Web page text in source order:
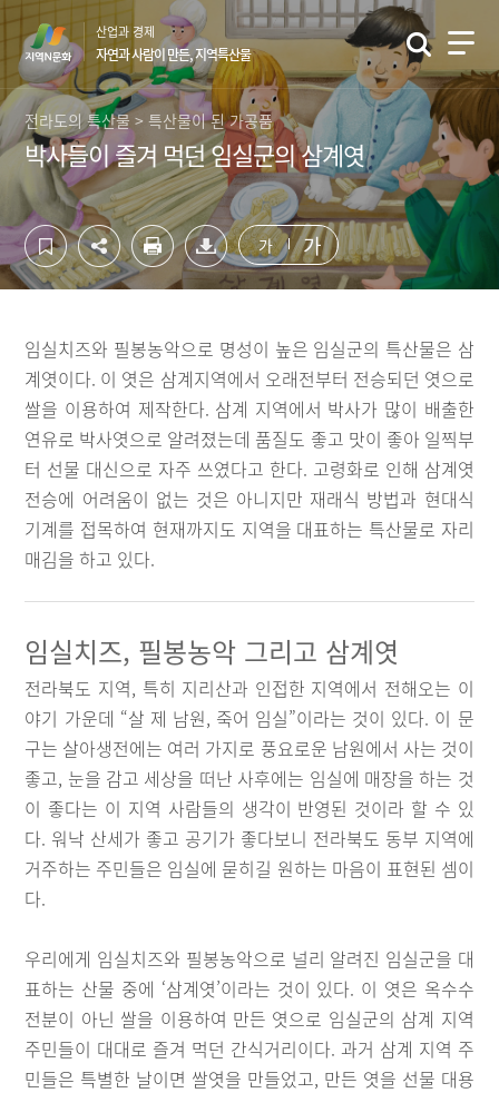
영
역
바
로
기
역
바
로
가
산업과 경제
자연과 사람이 만든, 지역특산물
전라도의 특산물 > 특산물이 된 가공품
박사들이 즐겨 먹던 임실군의 삼계엿
가 가
임실치즈와 필봉농악으로 명성이 높은 임실군의 특산물은 삼
계엿이다. 이 엿은 삼계지역에서 오래전부터 전승되던 엿으로
쌀을 이용하여 제작한다. 삼계 지역에서 박사가 많이 배출한
연유로 박사엿으로 알려졌는데 품질도 좋고 맛이 좋아 일찍부
터 선물 대신으로 자주 쓰였다고 한다. 고령화로 인해 삼계엿
전승에 어려움이 없는 것은 아니지만 재래식 방법과 현대식
기계를 접목하여 현재까지도 지역을 대표하는 특산물로 자리
매김을 하고 있다.
임실치즈, 필봉농악 그리고 삼계엿
전라북도 지역, 특히 지리산과 인접한 지역에서 전해오는 이
야기 가운데 “살 제 남원, 죽어 임실”이라는 것이 있다. 이 문
구는 살아생전에는 여러 가지로 풍요로운 남원에서 사는 것이
좋고, 눈을 감고 세상을 떠난 사후에는 임실에 매장을 하는 것
이 좋다는 이 지역 사람들의 생각이 반영된 것이라 할 수 있
다. 워낙 산세가 좋고 공기가 좋다보니 전라북도 동부 지역에
거주하는 주민들은 임실에 묻히길 원하는 마음이 표현된 셈이
다.
우리에게 임실치즈와 필봉농악으로 널리 알려진 임실군을 대
표하는 산물 중에 ‘삼계엿’이라는 것이 있다. 이 엿은 옥수수
전분이 아닌 쌀을 이용하여 만든 엿으로 임실군의 삼계 지역
주민들이 대대로 즐겨 먹던 간식거리이다. 과거 삼계 지역 주
민들은 특별한 날이면 쌀엿을 만들었고, 만든 엿을 선물 대용